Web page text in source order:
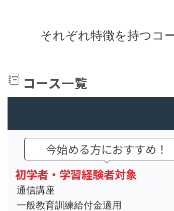
それぞれ特徴を持つコ
コース一覧
今始める方におすすめ！
初学者・学習経験者対象
通信講座
一般教育訓練給付金適用